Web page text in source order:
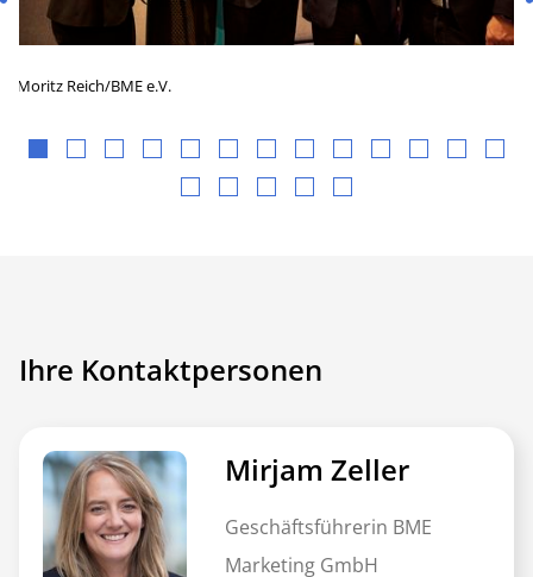
Moritz Reich/BME e.V.
Ihre Kontaktpersonen
Mirjam Zeller
Geschäftsführerin BME
Marketing GmbH